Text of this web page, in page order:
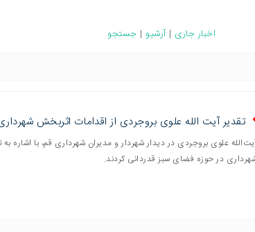
اخبار جاری | آرشیو | جستجو
تقدیر آیت الله علوی بروجردی از اقدامات اثربخش
علوی بروجردی در دیدار شهردار و مدیران شهرداری قم، با اشاره
در حوزه فضای سبز قدردانی کردند.